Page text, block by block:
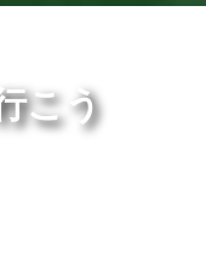
こう